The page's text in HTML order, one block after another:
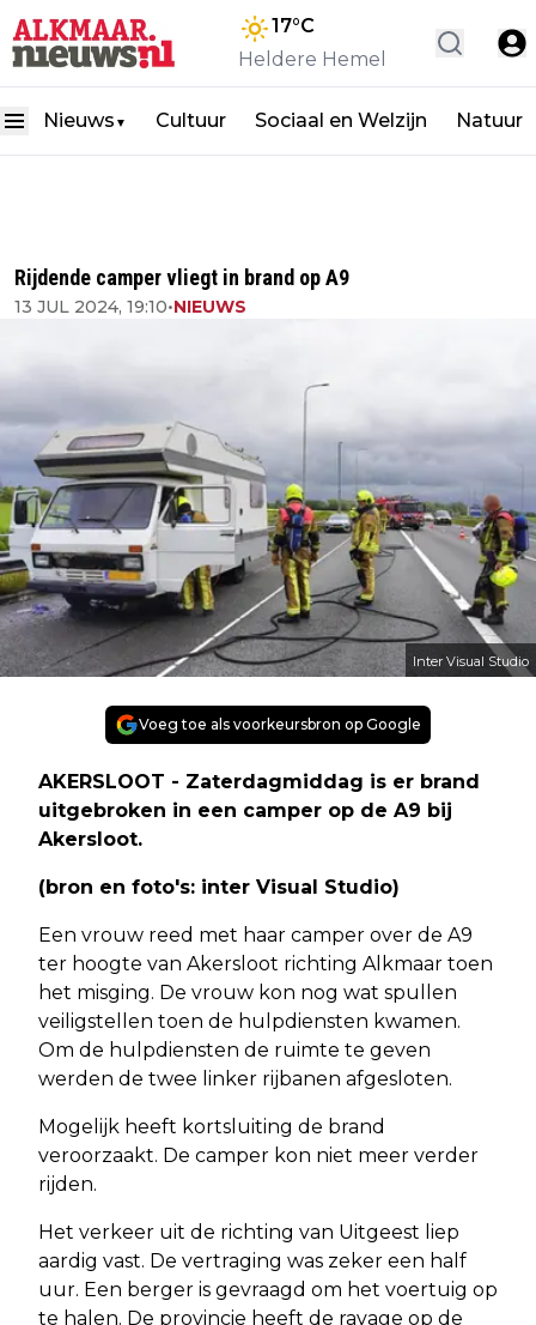
17°C
Heldere Hemel
Nieuws ▼ Cultuur Sociaal en Welzijn Natuur
Rijdende camper vliegt in brand op A9
13 JUL 2024, 19:10•NIEUWS
Inter Visual Studio
Voeg toe als voorkeursbron op Google
AKERSLOOT - Zaterdagmiddag is er brand
uitgebroken in een camper op de A9 bij
Akersloot.
(bron en foto's: inter Visual Studio)
Een vrouw reed met haar camper over de A9
ter hoogte van Akersloot richting Alkmaar toen
het misging. De vrouw kon nog wat spullen
veiligstellen toen de hulpdiensten kwamen.
Om de hulpdiensten de ruimte te geven
werden de twee linker rijbanen afgesloten.
Mogelijk heeft kortsluiting de brand
veroorzaakt. De camper kon niet meer verder
rijden.
Het verkeer uit de richting van Uitgeest liep
aardig vast. De vertraging was zeker een half
uur. Een berger is gevraagd om het voertuig op
te halen. De provincie heeft de ravage op de